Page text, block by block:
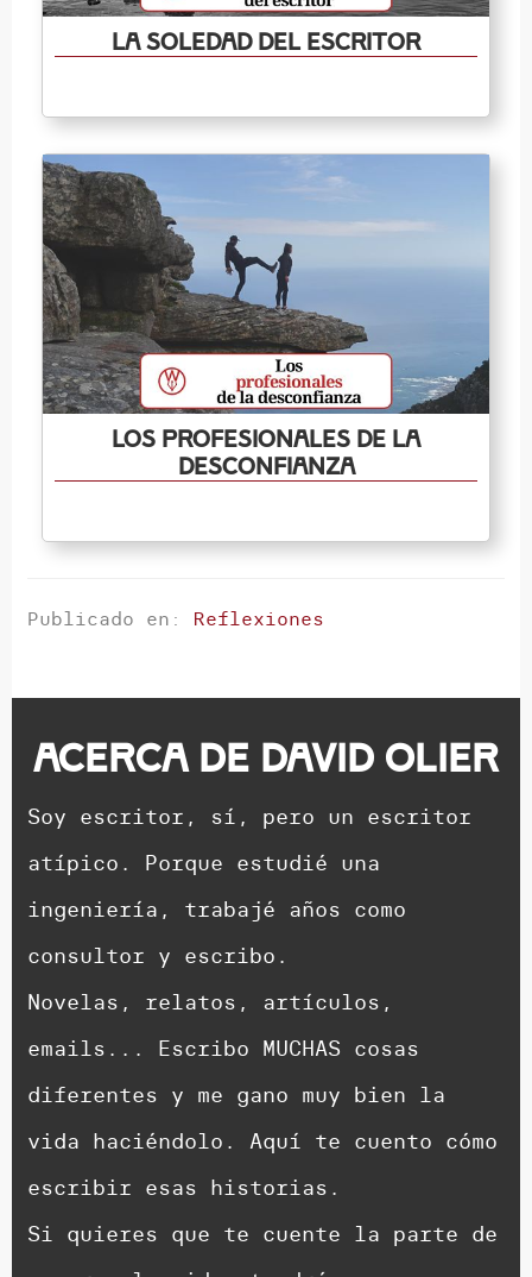
La soledad del escritor
Los profesionales de la
desconfianza
Publicado en: Reflexiones
Acerca de David Olier
Soy escritor, sí, pero un escritor
atípico. Porque estudié una
ingeniería, trabajé años como
consultor y escribo.
Novelas, relatos, artículos,
emails... Escribo MUCHAS cosas
diferentes y me gano muy bien la
vida haciéndolo. Aquí te cuento cómo
escribir esas historias.
Si quieres que te cuente la parte de